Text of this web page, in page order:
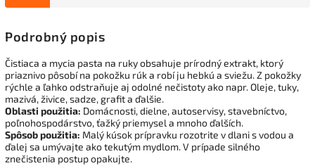
Podrobný popis
Čistiaca a mycia pasta na ruky obsahuje prírodný extrakt, ktorý
priaznivo pôsobí na pokožku rúk a robí ju hebkú a sviežu. Z pokožky
rýchle a ľahko odstraňuje aj odolné nečistoty ako napr. Oleje, tuky,
mazivá, živice, sadze, grafit a ďalšie.
Oblasti použitia: Domácnosti, dielne, autoservisy, stavebníctvo,
poľnohospodárstvo, ťažký priemysel a mnoho ďalších.
Spôsob použitia: Malý kúsok prípravku rozotrite v dlani s vodou a
ďalej sa umývajte ako tekutým mydlom. V prípade silného
znečistenia postup opakujte.